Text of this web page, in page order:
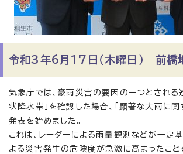
令和3年6月17日（木曜日） 前橋
気象庁では、豪雨災害の要因の一つとされる
状降水帯」を確認した場合、「顕著な大雨に関
発表を始めました。
これは、レーダーによる雨量観測などが一定
よる災害発生の危険度が急激に高まったこと